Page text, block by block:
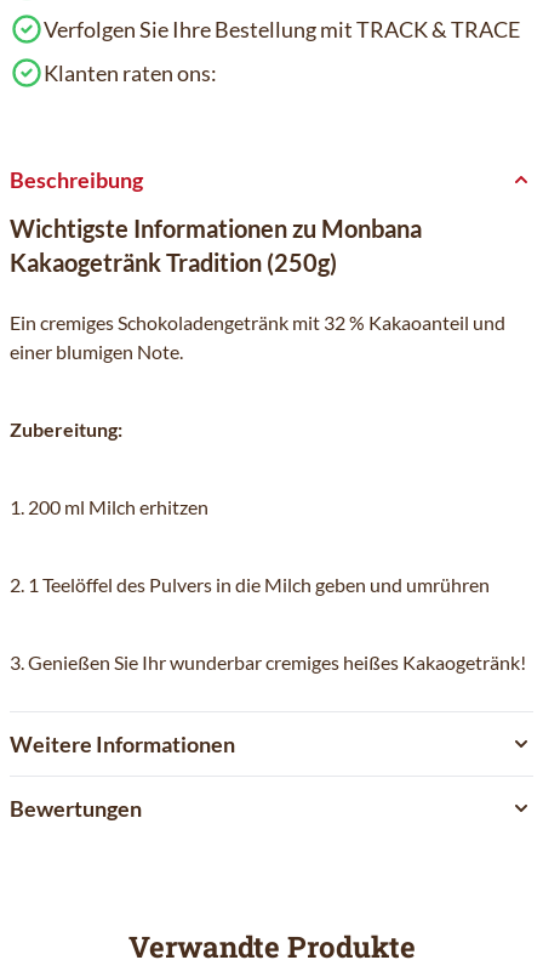
Verfolgen Sie Ihre Bestellung mit TRACK & TRACE
Klanten raten ons:
Beschreibung
Wichtigste Informationen zu Monbana
Kakaogetränk Tradition (250g)
Ein cremiges Schokoladengetränk mit 32 % Kakaoanteil und
einer blumigen Note.
Zubereitung:
1. 200 ml Milch erhitzen
2. 1 Teelöffel des Pulvers in die Milch geben und umrühren
3. Genießen Sie Ihr wunderbar cremiges heißes Kakaogetränk!
Weitere Informationen
Bewertungen
Verwandte Produkte